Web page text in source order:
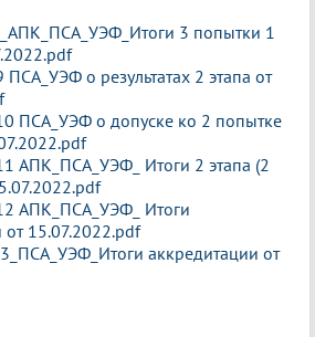
3 попытки 1
о результатах 2 этапа от
ПСА_УЭФ о допуске ко 2 попытке
АПК_ПСА_УЭФ_ Итоги 2 этапа (2
АПК_ПСА_УЭФ_ Итоги
от 15.07.2022.pdf
аккредитации от